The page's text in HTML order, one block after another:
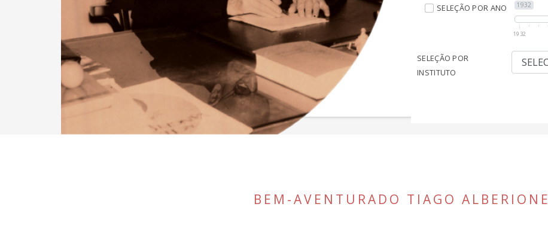
SELEÇÃO POR ANO 1932
1932
SELEÇÃO POR
INSTITUTO
BEM-AVENTURADO TIAGO ALBERIONE